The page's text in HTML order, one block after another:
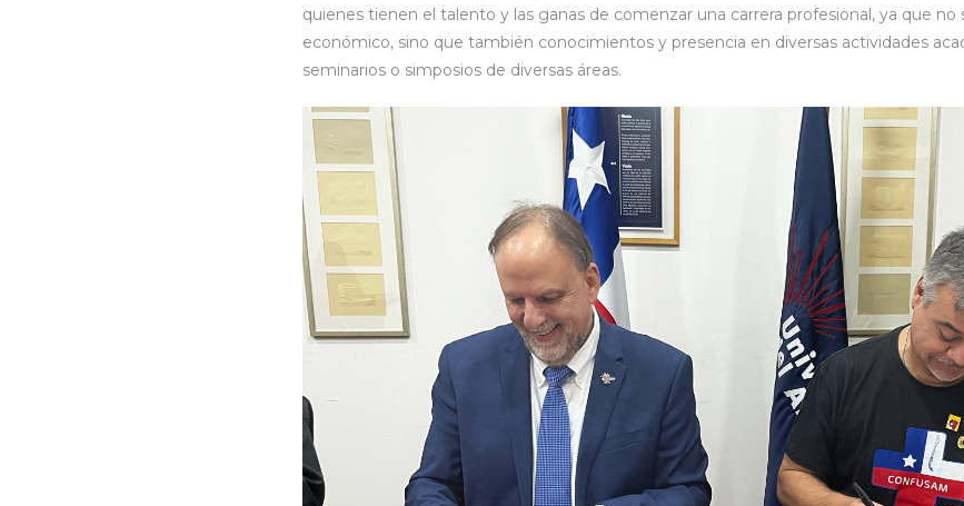
quienes tienen el talento y las ganas de comenzar una carrera profesional, ya que
económico, sino que también conocimientos y presencia en diversas actividades
seminarios o simposios de diversas áreas.